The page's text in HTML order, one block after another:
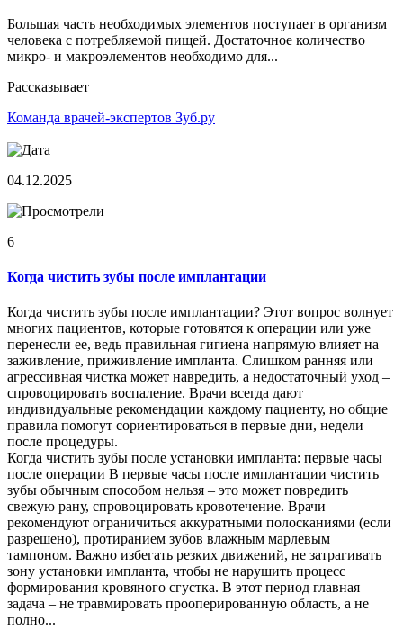
Большая часть необходимых элементов поступает в организм
человека с потребляемой пищей. Достаточное количество
микро- и макроэлементов необходимо для...
Рассказывает
Команда врачей-экспертов Зуб.ру
04.12.2025
6
Когда чистить зубы после имплантации
Когда чистить зубы после имплантации? Этот вопрос волнует
многих пациентов, которые готовятся к операции или уже
перенесли ее, ведь правильная гигиена напрямую влияет на
заживление, приживление импланта. Слишком ранняя или
агрессивная чистка может навредить, а недостаточный уход –
спровоцировать воспаление. Врачи всегда дают
индивидуальные рекомендации каждому пациенту, но общие
правила помогут сориентироваться в первые дни, недели
после процедуры.
Когда чистить зубы после установки импланта: первые часы
после операции В первые часы после имплантации чистить
зубы обычным способом нельзя – это может повредить
свежую рану, спровоцировать кровотечение. Врачи
рекомендуют ограничиться аккуратными полосканиями (если
разрешено), протиранием зубов влажным марлевым
тампоном. Важно избегать резких движений, не затрагивать
зону установки импланта, чтобы не нарушить процесс
формирования кровяного сгустка. В этот период главная
задача – не травмировать прооперированную область, а не
полно...